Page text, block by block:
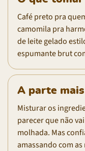
Café preto pra
camomila pra
de leite gelado
espumante brut
A parte
Misturar os
parecer que não
molhada. Mas
amassando com